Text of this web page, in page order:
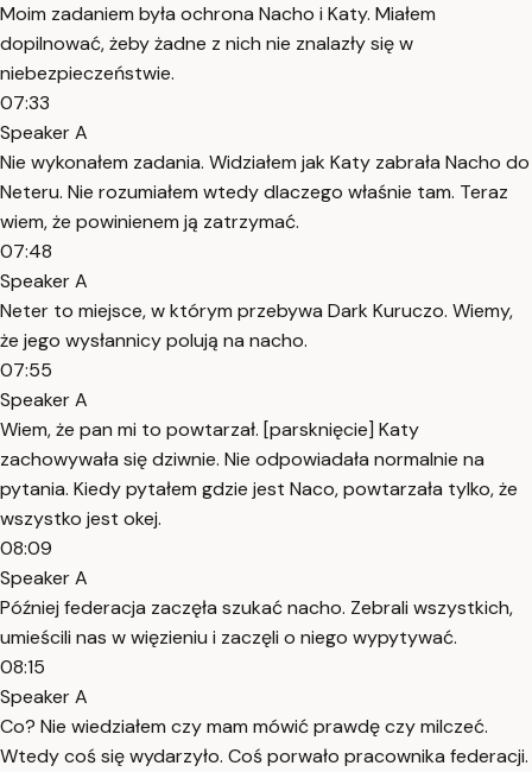
Moim zadaniem była ochrona Nacho i Katy. Miałem
dopilnować, żeby żadne z nich nie znalazły się w
niebezpieczeństwie.
07:33
Speaker A
Nie wykonałem zadania. Widziałem jak Katy zabrała Nacho do
Neteru. Nie rozumiałem wtedy dlaczego właśnie tam. Teraz
wiem, że powinienem ją zatrzymać.
07:48
Speaker A
Neter to miejsce, w którym przebywa Dark Kuruczo. Wiemy,
że jego wysłannicy polują na nacho.
07:55
Speaker A
Wiem, że pan mi to powtarzał. [parsknięcie] Katy
zachowywała się dziwnie. Nie odpowiadała normalnie na
pytania. Kiedy pytałem gdzie jest Naco, powtarzała tylko, że
wszystko jest okej.
08:09
Speaker A
Później federacja zaczęła szukać nacho. Zebrali wszystkich,
umieścili nas w więzieniu i zaczęli o niego wypytywać.
08:15
Speaker A
Co? Nie wiedziałem czy mam mówić prawdę czy milczeć.
Wtedy coś się wydarzyło. Coś porwało pracownika federacji.